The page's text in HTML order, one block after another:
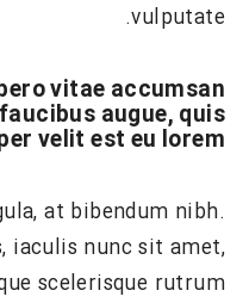
vulputate.
vitae accumsan
augue, quis
velit est eu lorem.
at bibendum nibh.
iaculis nunc sit amet,
scelerisque rutrum